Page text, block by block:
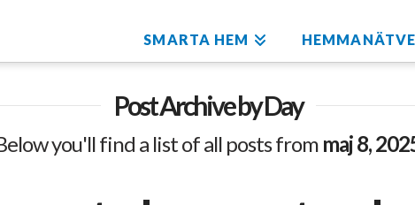
SMARTA HEM
Post Archive by Day
you'll find a list of all posts from maj 8,